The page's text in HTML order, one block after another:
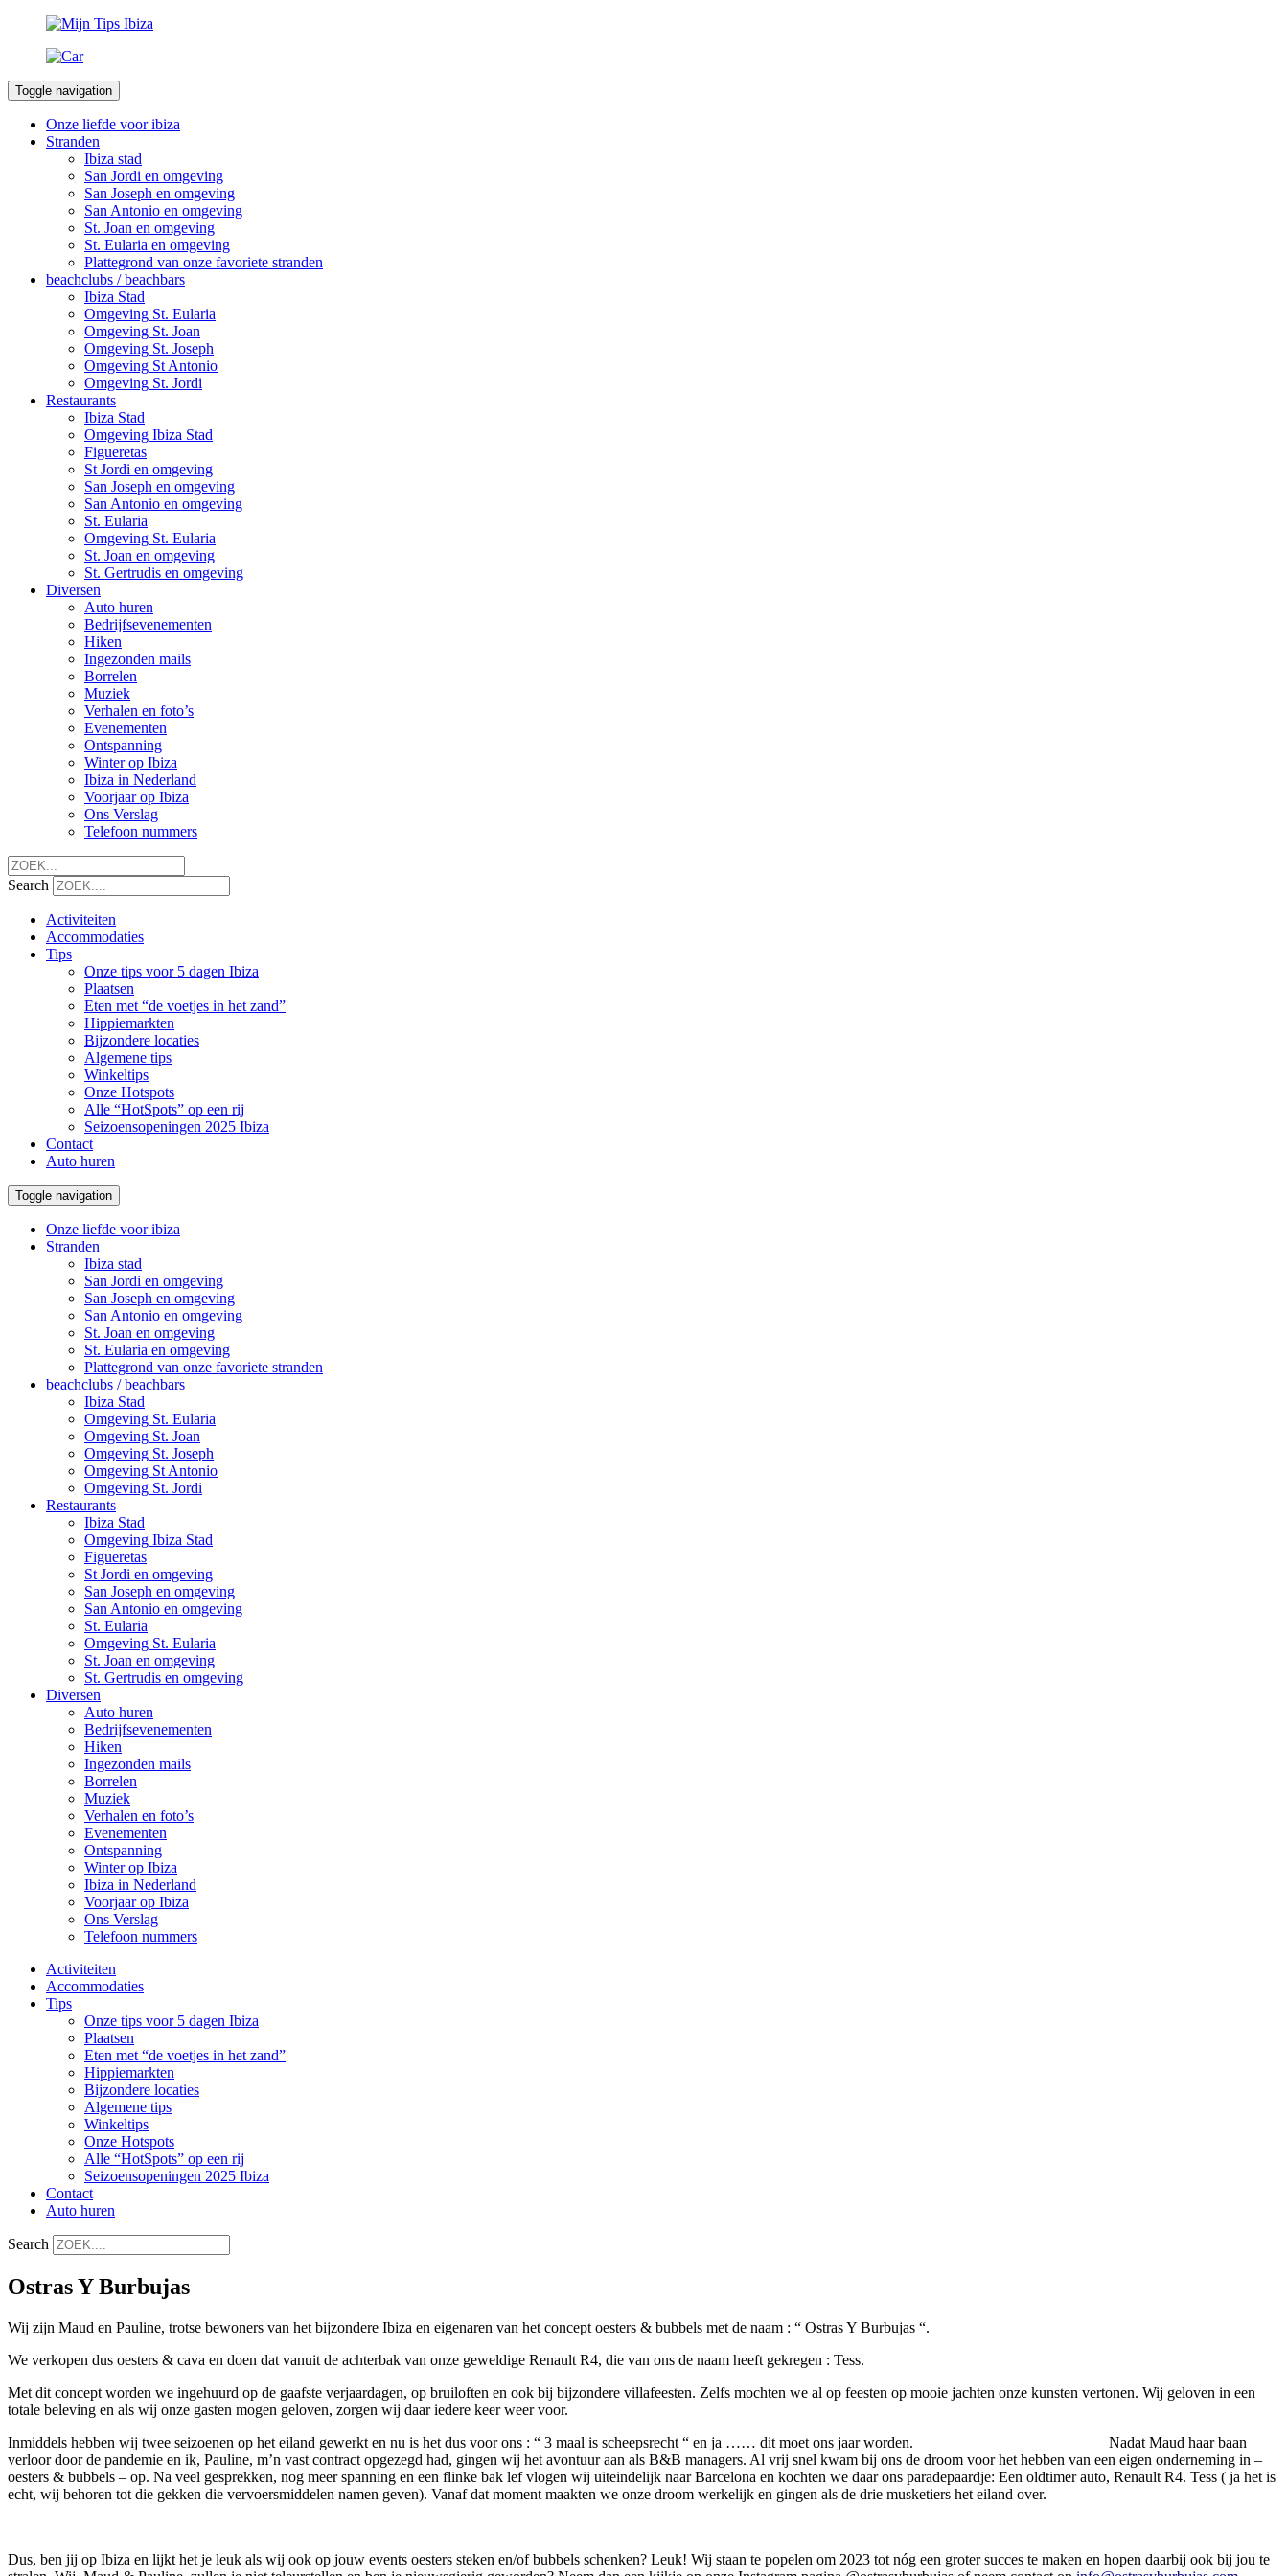
Toggle navigation
Onze liefde voor ibiza
Stranden
Ibiza stad
San Jordi en omgeving
San Joseph en omgeving
San Antonio en omgeving
St. Joan en omgeving
St. Eularia en omgeving
Plattegrond van onze favoriete stranden
beachclubs / beachbars
Ibiza Stad
Omgeving St. Eularia
Omgeving St. Joan
Omgeving St. Joseph
Omgeving St Antonio
Omgeving St. Jordi
Restaurants
Ibiza Stad
Omgeving Ibiza Stad
Figueretas
St Jordi en omgeving
San Joseph en omgeving
San Antonio en omgeving
St. Eularia
Omgeving St. Eularia
St. Joan en omgeving
St. Gertrudis en omgeving
Diversen
Auto huren
Bedrijfsevenementen
Hiken
Ingezonden mails
Borrelen
Muziek
Verhalen en foto’s
Evenementen
Ontspanning
Winter op Ibiza
Ibiza in Nederland
Voorjaar op Ibiza
Ons Verslag
Telefoon nummers
Search
Activiteiten
Accommodaties
Tips
Onze tips voor 5 dagen Ibiza
Plaatsen
Eten met “de voetjes in het zand”
Hippiemarkten
Bijzondere locaties
Algemene tips
Winkeltips
Onze Hotspots
Alle “HotSpots” op een rij
Seizoensopeningen 2025 Ibiza
Contact
Auto huren
Toggle navigation
Onze liefde voor ibiza
Stranden
Ibiza stad
San Jordi en omgeving
San Joseph en omgeving
San Antonio en omgeving
St. Joan en omgeving
St. Eularia en omgeving
Plattegrond van onze favoriete stranden
beachclubs / beachbars
Ibiza Stad
Omgeving St. Eularia
Omgeving St. Joan
Omgeving St. Joseph
Omgeving St Antonio
Omgeving St. Jordi
Restaurants
Ibiza Stad
Omgeving Ibiza Stad
Figueretas
St Jordi en omgeving
San Joseph en omgeving
San Antonio en omgeving
St. Eularia
Omgeving St. Eularia
St. Joan en omgeving
St. Gertrudis en omgeving
Diversen
Auto huren
Bedrijfsevenementen
Hiken
Ingezonden mails
Borrelen
Muziek
Verhalen en foto’s
Evenementen
Ontspanning
Winter op Ibiza
Ibiza in Nederland
Voorjaar op Ibiza
Ons Verslag
Telefoon nummers
Activiteiten
Accommodaties
Tips
Onze tips voor 5 dagen Ibiza
Plaatsen
Eten met “de voetjes in het zand”
Hippiemarkten
Bijzondere locaties
Algemene tips
Winkeltips
Onze Hotspots
Alle “HotSpots” op een rij
Seizoensopeningen 2025 Ibiza
Contact
Auto huren
Search
Ostras Y Burbujas
Wij zijn Maud en Pauline, trotse bewoners van het bijzondere Ibiza en eigenaren van het concept oesters & bubbels met de naam : “ Ostras Y Burbujas “.
We verkopen dus oesters & cava en doen dat vanuit de achterbak van onze geweldige Renault R4, die van ons de naam heeft gekregen : Tess.
Met dit concept worden we ingehuurd op de gaafste verjaardagen, op bruiloften en ook bij bijzondere villafeesten. Zelfs mochten we al op feesten op mooie jachten onze kunsten vertonen. Wij geloven in een
totale beleving en als wij onze gasten mogen geloven, zorgen wij daar iedere keer weer voor.
Inmiddels hebben wij twee seizoenen op het eiland gewerkt en nu is het dus voor ons : “ 3 maal is scheepsrecht “ en ja …… dit moet ons jaar worden. Nadat Maud haar baan
verloor door de pandemie en ik, Pauline, m’n vast contract opgezegd had, gingen wij het avontuur aan als B&B managers. Al vrij snel kwam bij ons de droom voor het hebben van een eigen onderneming in –
oesters & bubbels – op. Na veel gesprekken, nog meer spanning en een flinke bak lef vlogen wij uiteindelijk naar Barcelona en kochten we daar ons paradepaardje: Een oldtimer auto, Renault R4. Tess ( ja het is
echt, wij behoren tot die gekken die vervoersmiddelen namen geven). Vanaf dat moment maakten we onze droom werkelijk en gingen als de drie musketiers het eiland over.
Dus, ben jij op Ibiza en lijkt het je leuk als wij ook op jouw events oesters steken en/of bubbels schenken? Leuk! Wij staan te popelen om 2023 tot nóg een groter succes te maken en hopen daarbij ook bij jou te